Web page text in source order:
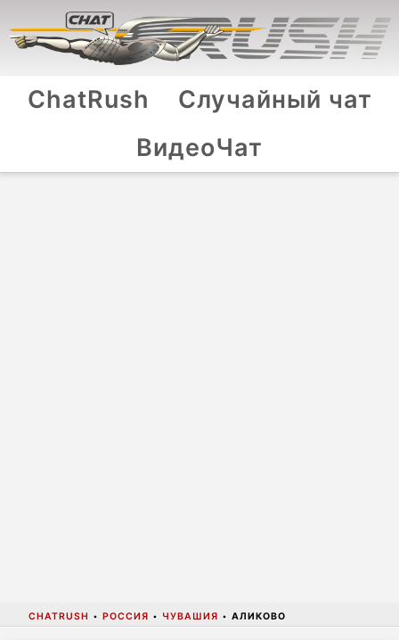
ChatRush
Случайный чат
ВидеоЧат
CHATRUSH • РОССИЯ • ЧУВАШИЯ • АЛИКОВО